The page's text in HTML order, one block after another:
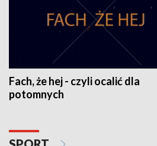
Fach, że hej - czyli ocalić dla
potomnych